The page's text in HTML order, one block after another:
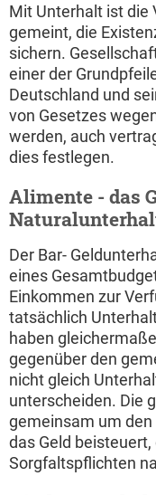
Mit Unterhalt ist die
gemeint, die
sichern.
einer der
Deutschland und
von Gesetzes
werden, auch
dies festlegen.
Alimente - das
Der Bar-
eines
Einkommen zur
tatsächlich
haben
gegenüber den
nicht gleich
unterscheiden. Die
gemeinsam um
das Geld
Sorgfaltspflichten